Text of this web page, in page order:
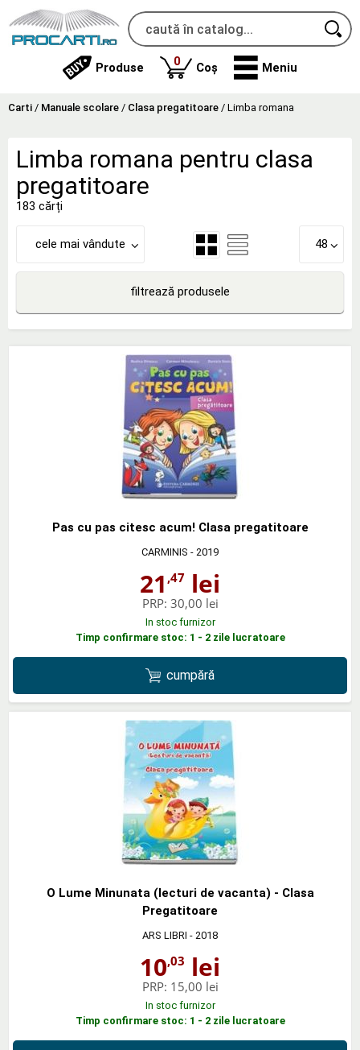
Produse 0produse
Coș Meniu
Carti / Manuale scolare / Clasa pregatitoare / Limba romana
Limba romana pentru clasa
pregatitoare
183 cărți
cele mai vândute 48
filtrează produsele
Pas cu pas citesc acum! Clasa pregatitoare
CARMINIS - 2019
21 ,47 lei
PRP: 30,00 lei
In stoc furnizor
Timp confirmare stoc: 1 - 2 zile lucratoare
cumpără
O Lume Minunata (lecturi de vacanta) - Clasa
Pregatitoare
ARS LIBRI - 2018
10,03 lei
PRP: 15,00 lei
In stoc furnizor
Timp confirmare stoc: 1 - 2 zile lucratoare